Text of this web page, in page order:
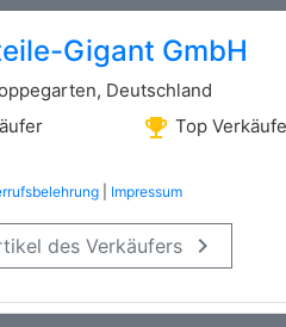
Gigant GmbH
Deutschland
emoji_events Top
Impressum
des Verkäufers keyboard_arrow_right